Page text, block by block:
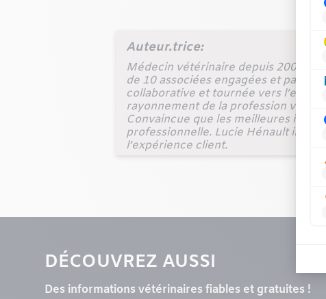
Auteur.trice:
Médecin vétérinaire depuis 2000,
de 10 associées engagées et
collaborative et tournée vers
rayonnement de la profession
Convaincue que les meilleures
professionnelle. Lucie Hénault
l’expérience client.
DÉCOUVREZ AUSSI
Des informations vétérinaires fiables et gratuites !